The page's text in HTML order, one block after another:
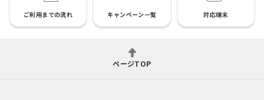
ご利用までの流れ キャンペーン一覧 対応端末
ページTOP